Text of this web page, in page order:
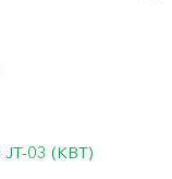
JT-03 (КВТ)